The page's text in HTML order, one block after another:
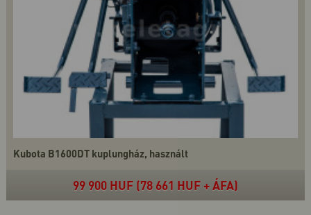
Kubota B1600DT kuplungház, használt
99 900 HUF (78 661 HUF + ÁFA)